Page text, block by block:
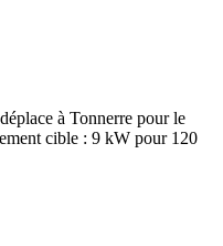
à Tonnerre pour le
cible : 9 kW pour 120